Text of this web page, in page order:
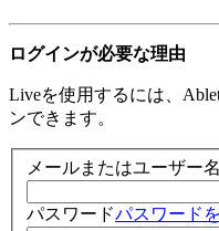
ログインが必要な理由
Liveを使用するには、
ンできます。
メールまたはユーザー名
パスワードパスワード